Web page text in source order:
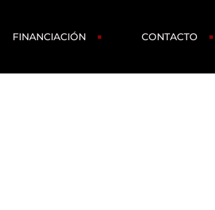
FINANCIACIÓN CONTACTO